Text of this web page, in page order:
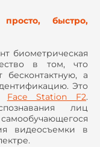
быстро,
биометрическая
в том, что
бесконтактную, а
Это
Face Station F2.
лиц
видеосъемки в